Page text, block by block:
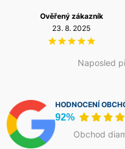
Naposled
Ověřený zákazník
23. 8. 2025
HODNOCENÍ
92%
Obchod